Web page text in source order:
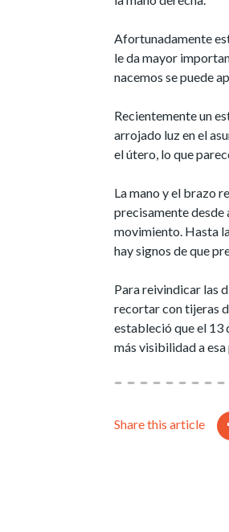
Afortunadamente
le da mayor
nacemos se puede
Recientemente un
arrojado luz en el
el útero, lo que
La mano y el brazo
precisamente desde
movimiento. Hasta
hay signos de que
Para reivindicar las
recortar con tijeras
estableció que el 13
más visibilidad a
Share this article